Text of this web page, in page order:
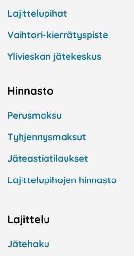
Lajittelupihat
Vaihtori-kierrätyspiste
Ylivieskan jätekeskus
Hinnasto
Perusmaksu
Tyhjennysmaksut
Jäteastiatilaukset
Lajittelupihojen hinnasto
Lajittelu
Jätehaku